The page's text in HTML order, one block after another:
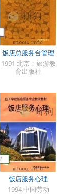
饭店总服务台管理
1991 北京：旅游教
育出版社
饭店服务心理
1994 中国劳动